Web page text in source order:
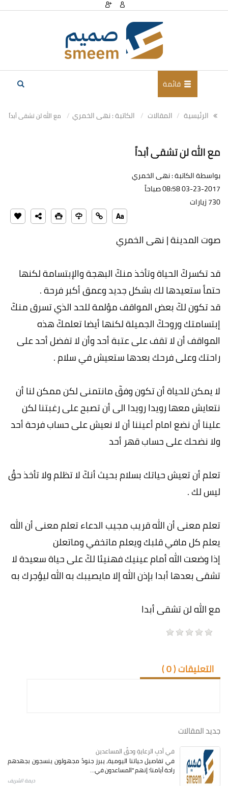
قائمة
الرئيسية المقالات الكاتبة : نهى الخمري مع الله لن تشقى أبداً
مع الله لن تشقى أبداً
بواسطة الكاتبة : نهى الخمري
03-23-2017 08:58 صباحاً
730 زيارات
صوت المدينة | نهى الخمري
قد تكسركٓ الحياة وتأخذ منكٓ البهجة والإبتسامة لكنها
حتماً ستعيدها لك بشكل جديد وعمق أكبر فرحة .
قد تكون لكٓ بعض المواقف مؤلمة للحد الذي تسرق منكٓ
إبتسامتك وروحكٓ الجميلة لكنها أيضا تعلمكٓ هذه
المواقف أن لا تقف على عتبة أحد وأن لا تفضل أحد على
راحتك وعلى فرحك بعدها ستعيش في سلام .
لا يمكن للحياة أن تكون وفقٓ مانتمنى لكن ممكن لنا أن
نتعايش معها رويدا رويدا الى أن تصبح على رغبتنا لكن
علينا أن نضع امام أعيننا أن لا نعيش على حساب فرحة أحد
ولا نضحك على حساب قهر أحد
تعلم أن تعيش حياتك بسلام بحيث أنكٓ لا تظلم ولا تأخذ حقُ
ليس لك .
تعلم معنى أن الله قريب مجيب الدعاء تعلم معنى أن الله
يعلم كل مافي قلبك ويعلم ماتخفي وماتعلن
إذا وضعت الله أمام عينيك فهنيئا لكٓ على حياة سعيدة لا
تشقى بعدها أبدا بإذن الله إلا مايصيبك به الله ليؤجرك به
مع الله لن تشقى أبدا
التعليقات (0
)
جديد المقالات
في أدبِ الرعايةِ وحقِّ المساعدين
في تفاصيل حياتنا اليومية، يبرز جنودٌ مجهولون ينسجون بجهدهم
راحة أيامنا؛ إنهم "المساعدون في...
ديمة الشريف